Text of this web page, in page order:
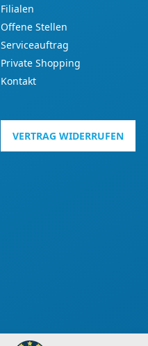
Filialen
Offene Stellen
Serviceauftrag
Private Shopping
Kontakt
VERTRAG WIDERRUFEN